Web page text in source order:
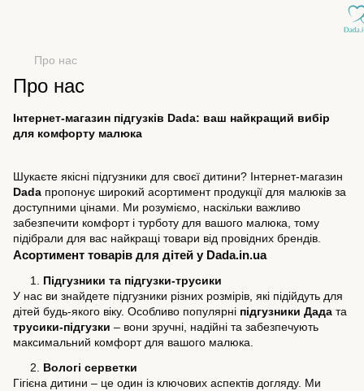
Про нас
Про нас
Інтернет-магазин підгузків Dada: ваш найкращий вибір
для комфорту малюка
Dada пропонує широкий асортимент продукції для малюків за
доступними цінами. Ми розуміємо, наскільки важливо
забезпечити комфорт і турботу для вашого малюка, тому
підібрали для вас найкращі товари від провідних брендів.
Асортимент товарів для дітей у Dada.in.ua
1.
Підгузники та підгузки-трусики
У нас ви знайдете підгузники різних розмірів, які підійдуть для
дітей будь-якого віку. Особливо популярні підгузники Дада
трусики-підгузки – вони зручні, надійні та забезпечують
максимальний комфорт для вашого малюка.
2.
Вологі серветки
Гігієна дитини – це один із ключових аспектів догляду. Ми